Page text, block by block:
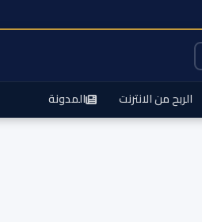
الربح من الانترنت المدونة